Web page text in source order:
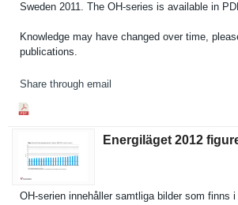
Sweden 2011. The OH-series is available in
Knowledge may have changed over time,
publicatio­ns.
Share through email
Energiläget 2012
OH-serien innehåller samtliga bilder som finns